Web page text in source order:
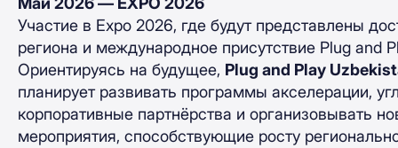
Участие в Expo 2026, где будут представлены
региона и международное присутствие Plug and
Ориентируясь на будущее, Plug and Play
планирует развивать программы акселерации,
корпоративные партнёрства и организовывать
мероприятия, способствующие росту